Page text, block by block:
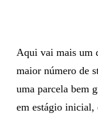
Aqui vai mais um
maior número de
uma parcela bem
em estágio inicial,